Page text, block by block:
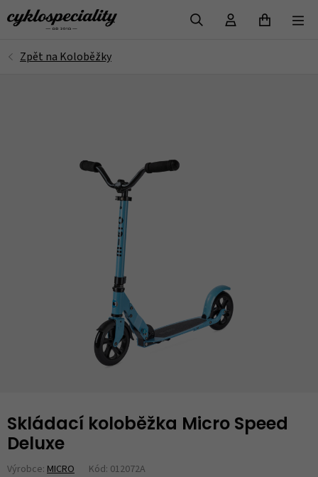
Skládací koloběžka Micro Speed
Deluxe
Výrobce: MICRO Kód: 012072A